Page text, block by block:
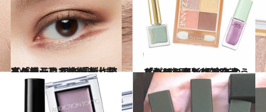
2023.1.17
【ケイト】2023春新作アイシャドウ 目が「縦」にも「横」にも拡がる！ 技ありの一品で自分史上最高の目元に
ビューティ＆ヘルス 2023.1.24
【セザンヌ】【エクセル】ほか春新作 今年の「パステル」は一味違う！ “夜明けの空”のような色にうっとり
ビューティ＆ヘルス